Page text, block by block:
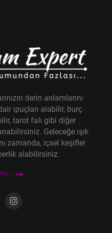
derin anlamlarını
ipuçları alabilir, burç
tarot falı gibi diğer
Geleceğe ışık
zamanda, içsel keşifler
alabilirsiniz.